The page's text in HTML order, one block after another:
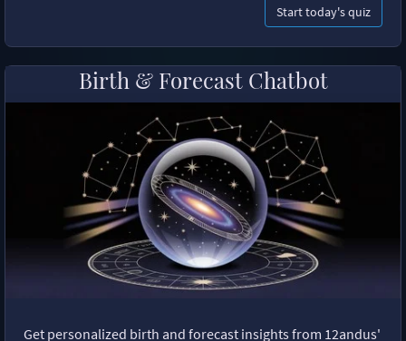
Start today's quiz
Birth & Forecast Chatbot
Get personalized birth and forecast insights from 12andus'